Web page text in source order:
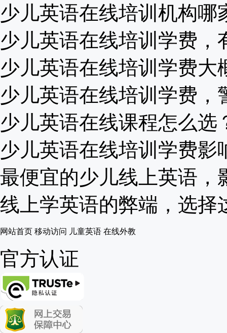
少儿英语在线培训机构哪
少儿英语在线培训学费，
少儿英语在线培训学费大
少儿英语在线培训学费，
少儿英语在线课程怎么选
少儿英语在线培训学费影
最便宜的少儿线上英语，
线上学英语的弊端，选择
网站首页 移动访问 儿童英语 在线外教
官方认证